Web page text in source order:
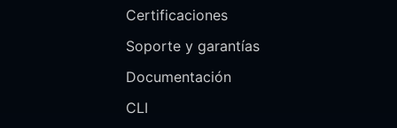
Certificaciones
Soporte y garantías
Documentación
CLI